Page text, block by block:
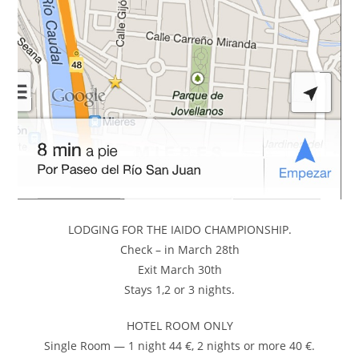
LODGING FOR THE IAIDO CHAMPIONSHIP.
Check – in March 28th
Exit March 30th
Stays 1,2 or 3 nights.
HOTEL ROOM ONLY
Single Room — 1 night 44 €, 2 nights or more 40 €.